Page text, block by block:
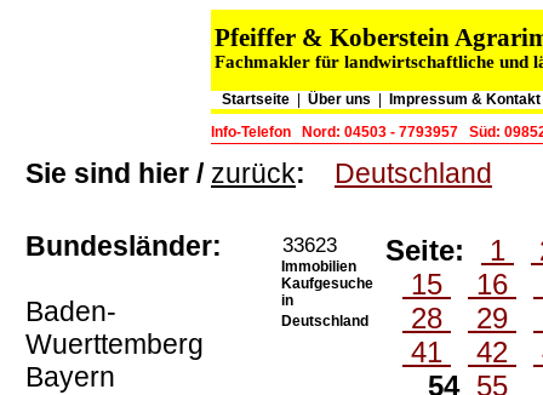
Pfeiffer & Koberstein
Fachmakler für landwirtschaftliche und
Startseite| Über uns Impressum & Kontakt
Info-Telefon
Nord: 04503 - 7793957 Süd:
Sie sind hier / zurück: Deutschland
Bundesländer:
Baden-
Wuerttemberg
Bayern
33623
Immobilien
Kaufgesuche
in
Deutschland
Seite: 1
15
16
28
29
41
42
54 55